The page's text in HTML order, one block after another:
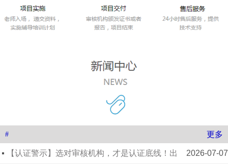
# 更多
2026-07-07
【认证警示】选对审核机构，才是认证底线！出